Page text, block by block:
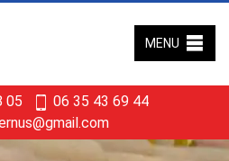
05
06 35 43 69 44
MENU